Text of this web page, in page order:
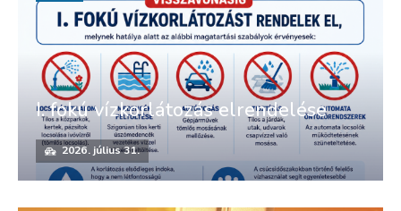
I. fokú vízkorlátozás elrendelése
2026. július 31.